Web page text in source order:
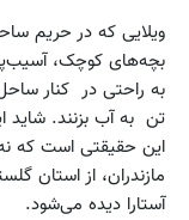
ویلایی که در حریم
بچه‌های کوچک،
به راحتی در کنار
تن به آب بزنند. شاید
این حقیقتی است که
مازندران، از استان
آستارا دیده می‌شود.